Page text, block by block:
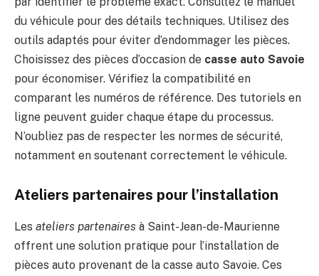
du véhicule pour des détails techniques. Utilisez des
outils adaptés pour éviter d’endommager les pièces.
Choisissez des pièces d’occasion de casse auto Savoie
pour économiser. Vérifiez la compatibilité en
comparant les numéros de référence. Des tutoriels en
ligne peuvent guider chaque étape du processus.
N’oubliez pas de respecter les normes de sécurité,
notamment en soutenant correctement le véhicule.
Ateliers partenaires pour l’installation
Les ateliers partenaires à Saint-Jean-de-Maurienne
offrent une solution pratique pour l’installation de
pièces auto provenant de la casse auto Savoie. Ces